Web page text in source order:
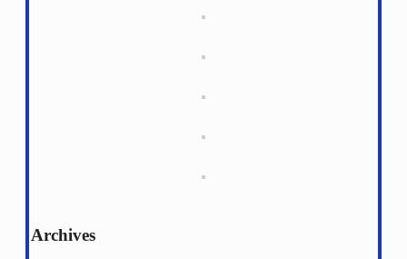
Archives